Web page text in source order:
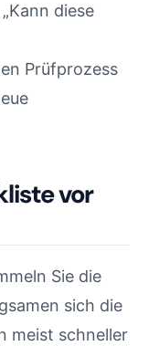
diese
Prüfprozess
vor
Sie die
sich die
meist schneller